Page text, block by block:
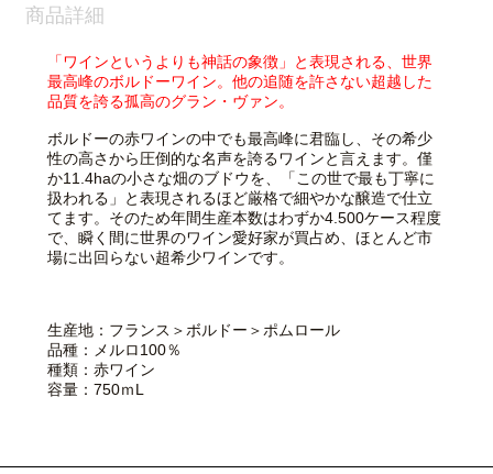
商品詳細
「ワインというよりも神話の象徴」と表現される、世界
最高峰のボルドーワイン。他の追随を許さない超越した
品質を誇る孤高のグラン・ヴァン。
ボルドーの赤ワインの中でも最高峰に君臨し、その希少
性の高さから圧倒的な名声を誇るワインと言えます。僅
か11.4haの小さな畑のブドウを、「この世で最も丁寧に
扱われる」と表現されるほど厳格で細やかな醸造で仕立
てます。そのため年間生産本数はわずか4.500ケース程度
で、瞬く間に世界のワイン愛好家が買占め、ほとんど市
場に出回らない超希少ワインです。
生産地：フランス＞ボルドー＞ポムロール
品種：メルロ100％
種類：赤ワイン
容量：750ｍL